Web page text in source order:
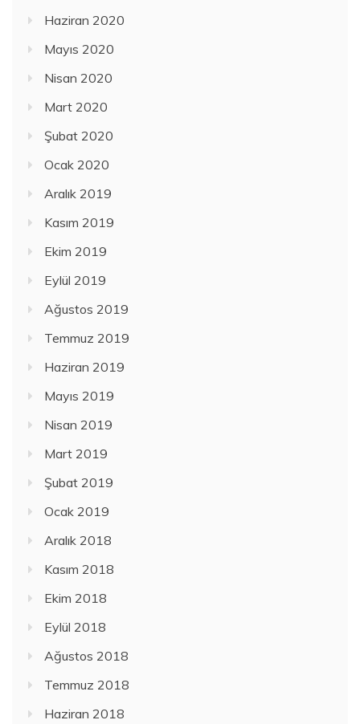
Haziran 2020
Mayıs 2020
Nisan 2020
Mart 2020
Şubat 2020
Ocak 2020
Aralık 2019
Kasım 2019
Ekim 2019
Eylül 2019
Ağustos 2019
Temmuz 2019
Haziran 2019
Mayıs 2019
Nisan 2019
Mart 2019
Şubat 2019
Ocak 2019
Aralık 2018
Kasım 2018
Ekim 2018
Eylül 2018
Ağustos 2018
Temmuz 2018
Haziran 2018